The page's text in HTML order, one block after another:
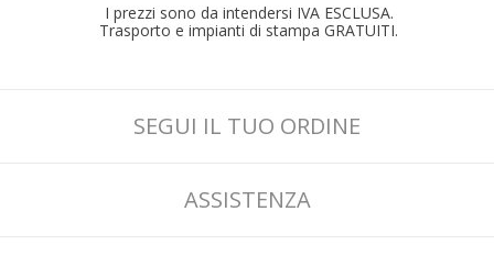
I prezzi sono da intendersi IVA ESCLUSA.
Trasporto e impianti di stampa GRATUITI.
SEGUI IL TUO ORDINE
ASSISTENZA